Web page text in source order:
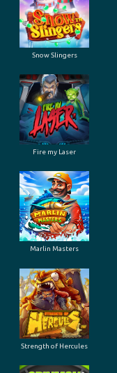
Snow Slingers
Fire my Laser
Marlin Masters
Strength of Hercules